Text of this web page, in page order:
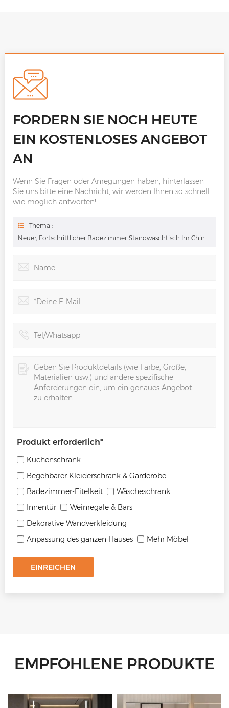
FORDERN SIE NOCH HEUTE
EIN KOSTENLOSES ANGEBOT
AN
Wenn Sie Fragen oder Anregungen haben, hinterlassen
Sie uns bitte eine Nachricht, wir werden Ihnen so schnell
wie möglich antworten!
Thema :
Produkt erforderlich*
Küchenschrank
Begehbarer Kleiderschrank & Garderobe
Badezimmer-Eitelkeit
Wäscheschrank
Innentür
Weinregale & Bars
Dekorative Wandverkleidung
Anpassung des ganzen Hauses
Mehr Möbel
EINREICHEN
EMPFOHLENE PRODUKTE